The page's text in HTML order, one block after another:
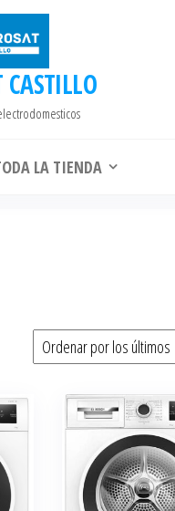
CASTILLO
LA TIENDA